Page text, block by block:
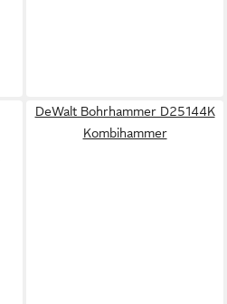
DeWalt Bohrhammer D25144K
Kombihammer